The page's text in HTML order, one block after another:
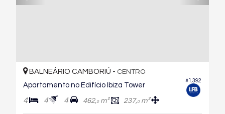
#1.392
BALNEÁRIO CAMBORIÚ - CENTRO
Apartamento no Edifício Ibiza Tower
4 4 4 462,0m² 237,0m²